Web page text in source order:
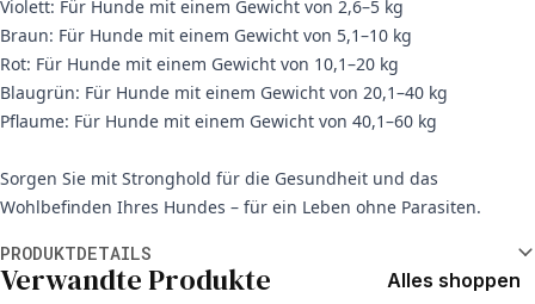
Violett: Für Hunde mit einem Gewicht von 2,6–5 kg
Braun: Für Hunde mit einem Gewicht von 5,1–10 kg
Rot: Für Hunde mit einem Gewicht von 10,1–20 kg
Blaugrün: Für Hunde mit einem Gewicht von 20,1–40 kg
Pflaume: Für Hunde mit einem Gewicht von 40,1–60 kg
Sorgen Sie mit Stronghold für die Gesundheit und das
Wohlbefinden Ihres Hundes – für ein Leben ohne Parasiten.
PRODUKTDETAILS
Verwandte Produkte Alles shoppen